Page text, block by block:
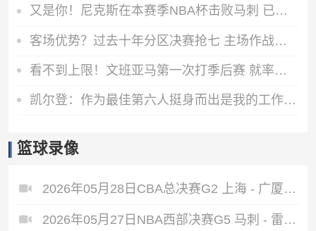
又是你！尼克斯在本赛季NBA杯击败马刺 已经夺得了一个冠军
客场优势？过去十年分区决赛抢七 主场作战的球队0胜5负
看不到上限！文班亚马第一次打季后赛 就率队杀进总决赛
凯尔登：作为最佳第六人挺身而出是我的工作 我们还有四场要赢
篮球录像
2026年05月28日CBA总决赛G2 上海 - 广厦 全场录像
2026年05月27日NBA西部决赛G5 马刺 - 雷霆 全场录像